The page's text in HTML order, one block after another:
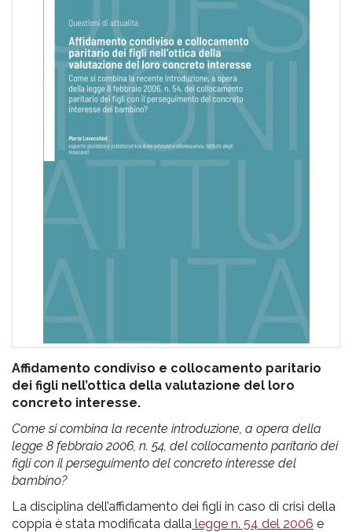
l'adolescenza
Affidamento condiviso e collocamento paritario
dei figli nell’ottica della valutazione del loro
concreto interesse.
Come si combina la recente introduzione, a opera della
legge 8 febbraio 2006, n. 54, del collocamento paritario dei
figli con il perseguimento del concreto interesse del
bambino?
La disciplina dell’affidamento dei figli in caso di crisi della
coppia è stata modificata dalla legge n. 54 del 2006 e